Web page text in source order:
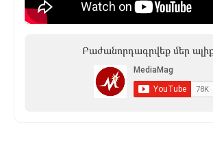
Բաժանորդագրվեք մեր